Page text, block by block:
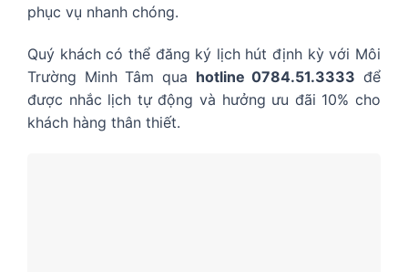
phục vụ nhanh chóng.
Quý khách có thể đăng ký lịch hút định kỳ với Môi
Trường Minh Tâm qua hotline 0784.51.3333 để
được nhắc lịch tự động và hưởng ưu đãi 10% cho
khách hàng thân thiết.